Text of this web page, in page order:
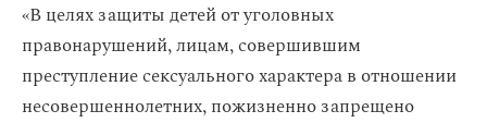
«В целях защиты детей от уголовных
правонарушений, лицам, совершившим
преступление сексуального характера в отношении
несовершеннолетних, пожизненно запрещено